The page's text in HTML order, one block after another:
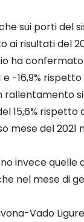
sui porti del
ai risultati del
ha
-16,9% rispetto
rispetto
mese del
invece quelle
nel mese di
Vado